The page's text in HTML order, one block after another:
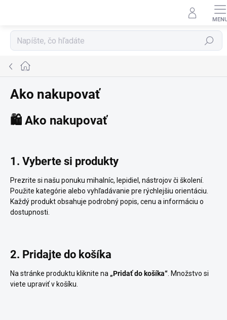
Hľadať
Domov
Ako nakupovať
🛍 Ako nakupovať
1. Vyberte si produkty
Prezrite si našu ponuku mihalníc, lepidiel, nástrojov či školení.
Použite kategórie alebo vyhľadávanie pre rýchlejšiu orientáciu.
Každý produkt obsahuje podrobný popis, cenu a informáciu o
dostupnosti.
2. Pridajte do košíka
Na stránke produktu kliknite na „Pridať do košíka“ . Množstvo si
viete upraviť v košíku.